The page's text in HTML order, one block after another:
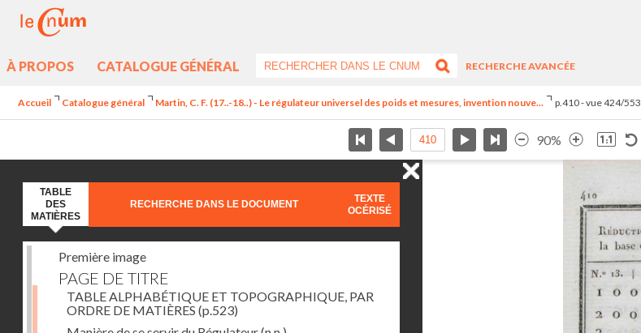
À PROPOS CATALOGUE GÉNÉRAL
RECHERCHE AVANCÉE
Accueil Catalogue général Martin, C. F. (17..-18..) - Le régulateur universel des poids et mesures, invention nouve... p.410 - vue 424/553
90%
TABLE
DES
MATIÈRES
RECHERCHE DANS LE DOCUMENT
TEXTE
OCÉRISÉ
Première image
PAGE DE TITRE
TABLE ALPHABÉTIQUE ET TOPOGRAPHIQUE, PAR
ORDRE DE MATIÈRES (p.523)